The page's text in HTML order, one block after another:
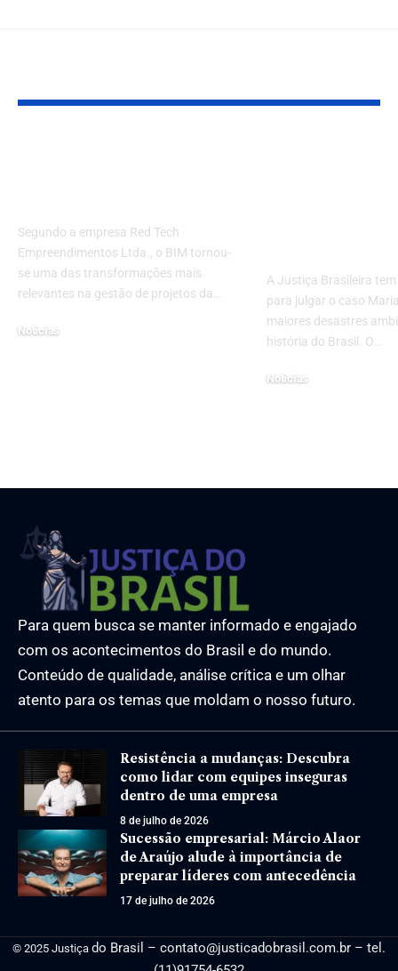
Segundo a empresa Red Tech
Empreendimentos Ltda., o BIM tornou-
se uma das transformações mais
relevantes na gestão de projetos da…
Noticias
A Justiça Brasileira
para julgar o caso
maiores desastres
história do Brasil. O…
Noticias
Para quem busca se manter informado e engajado
com os acontecimentos do Brasil e do mundo.
Conteúdo de qualidade, análise crítica e um olhar
atento para os temas que moldam o nosso futuro.
Resistência a mudanças: Descubra
como lidar com equipes inseguras
dentro de uma empresa
8 de julho de 2026
Sucessão empresarial: Márcio Alaor
de Araújo alude à importância de
preparar líderes com antecedência
17 de julho de 2026
© 2025 Justiça do Brasil – contato@justicadobrasil.com.br – tel.